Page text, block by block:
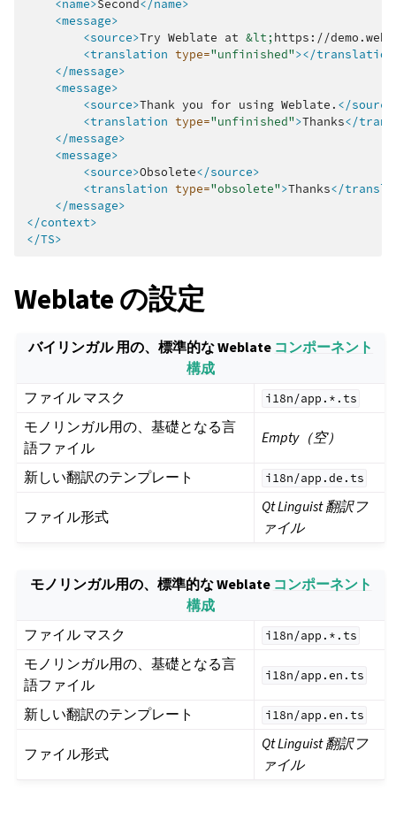
<name>Second</name>
<message>
<source>Try Weblate at &lt;https://
<translation type="unfinished"></
</message>
<message>
<source>Thank you for using Weblate. </
<translation type="unfinished">Thanks</
</message>
<message>
<source>Obsolete</source>
<translation type="obsolete">Thanks</
</message>
</context>
</TS>
Weblate の設定
バイリンガル 用の、標準的な Weblate コンポーネント
構成
ファイル マスク
i18n/app.*.ts
モノリンガル用の、基礎となる言
語ファイル
Empty（空）
新しい翻訳のテンプレート i18n/app.de.ts
ファイル形式
Qt Linguist 翻訳フ
ァイル
モノリンガル用の、標準的な Weblate コンポーネント
構成
ファイル マスク
i18n/app.*.ts
モノリンガル用の、基礎となる言
語ファイル
i18n/app.en.ts
新しい翻訳のテンプレート i18n/app.en.ts
ファイル形式
Qt Linguist 翻訳フ
ァイル